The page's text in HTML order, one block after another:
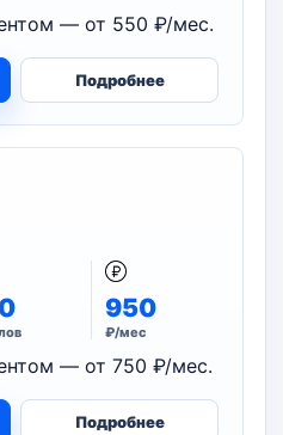
— от 550 ₽/мес.
Подробнее
950
₽/мес
— от 750 ₽/мес.
Подробнее